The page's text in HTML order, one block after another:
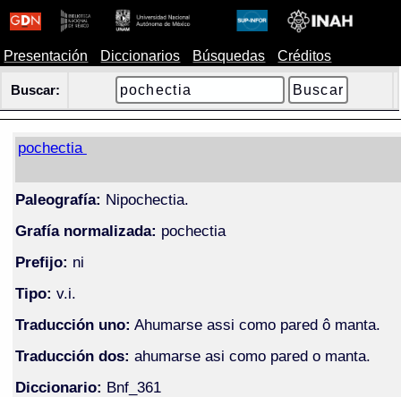
Presentación Diccionarios Búsquedas Créditos
Buscar:
pochectia
Paleografía: Nipochectia.
Grafía normalizada: pochectia
Prefijo: ni
Tipo: v.i.
Traducción uno: Ahumarse assi como pared ô manta.
Traducción dos: ahumarse asi como pared o manta.
Diccionario: Bnf_361